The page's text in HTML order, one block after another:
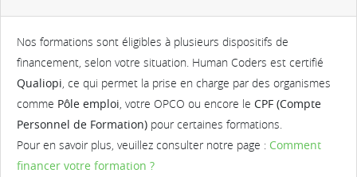
Nos formations sont éligibles à plusieurs dispositifs de
financement, selon votre situation. Human Coders est certifié
Qualiopi, ce qui permet la prise en charge par des organismes
comme Pôle emploi, votre OPCO ou encore le CPF (Compte
Personnel de Formation) pour certaines formations.
Pour en savoir plus, veuillez consulter notre page : Comment
financer votre formation ?